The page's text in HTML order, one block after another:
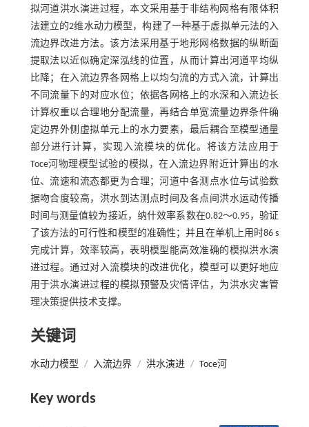
拟河道洪水演进过程，本文采用基于非结构网格有限体积
法建立的2维水动力模型，构建了一种基于虚拟单元法的入
流边界改进方法。该方法采用基于地形网格数据的纵断面
提取法以近似确定深泓线的位置，从而计算出河道平均纵
比降；在入流边界各网格上以均匀流的方式入流，计算出
不同流量下的对应水位；依据各网格上的水深和入流边长
计算权重以合理地分配流量，再结合单宽流量边界条件确
定边界外侧虚拟单元上的水力要素，最后耦合至模型通量
部分进行计算，实现入流模块的优化。将该方法应用于
Toce河物理模型试验的模拟，在入流边界附近计算出的水
位、流速和流态都更为合理；河道中各测点水位与试验数
据吻合度较高，洪水到达测点时间及各点间洪水运动传播
时间与测量值较为接近，纳什效率系数在0.82～0.95，验证
了该方法的可行性和模型的准确性；并且在单机上用时86 s
完成计算，效率较高，表明模型能高效准确的模拟洪水演
进过程。通过对入流模块的改进优化，模型可以更好地应
用于洪水演进过程的模拟预警及灾情评估，为洪水灾害管
理决策提供技术支撑。
关键词
水动力模型 / 入流边界 / 洪水演进 / Toce河
Key words